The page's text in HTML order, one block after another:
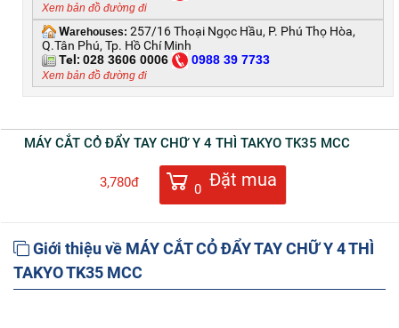
Xem bản đồ đường đi
Warehouses: 257/16 Thoại Ngọc Hầu, P. Phú Thọ Hòa,
Q.Tân Phú, Tp. Hồ Chí Minh
Tel: 028 3606 0006 0988 39 7733
Xem bản đồ đường đi
MÁY CẮT CỎ ĐẨY TAY CHỮ Y 4 THÌ TAKYO TK35 MCC
3,780đ 0 Đặt mua
Giới thiệu về MÁY CẮT CỎ ĐẨY TAY CHỮ Y 4 THÌ
TAKYO TK35 MCC